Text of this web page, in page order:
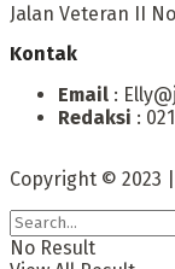
Jalan Veteran II
Kontak
Email :
Redaksi :
Copyright © 2023
No Result